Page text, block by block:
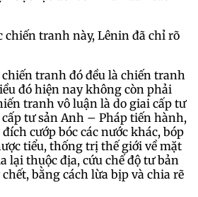
chiến tranh này, Lênin đã chỉ rõ
chiến tranh đó đều là chiến tranh
đó hiện nay không còn phải
tranh vô luận là do giai cấp tư
tư sản Anh – Pháp tiến hành,
cướp bóc các nước khác, bóp
tiểu, thống trị thế giới về mặt
lại thuộc địa, cứu chế độ tư bản
bằng cách lừa bịp và chia rẽ